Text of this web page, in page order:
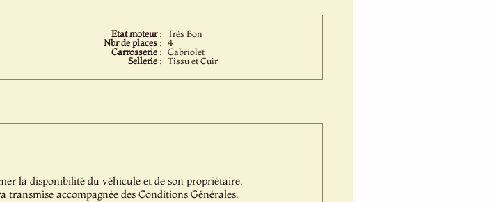
Etat moteur : Très Bon
Nbr de places : 4
Carrosserie : Cabriolet
Sellerie : Tissu et Cuir
la disponibilité du véhicule et de son propriétaire.
accompagnée des Conditions Générales.